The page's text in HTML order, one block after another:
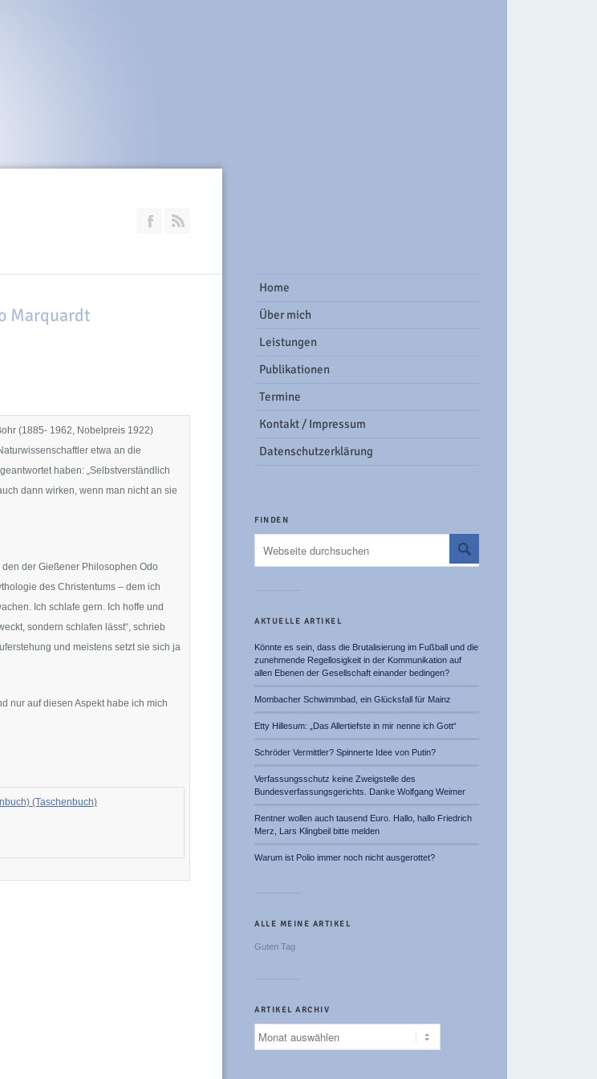
Join our Facebook Group
Marquardt
(1885- 1962, Nobelpreis 1922)
etwa an die
haben: „Selbstverständlich
dann wirken, wenn man nicht an sie
der Gießener Philosophen Odo
des Christentums – dem ich
Ich schlafe gern. Ich hoffe und
sondern schlafen lässt“, schrieb
und meistens setzt sie sich ja
nur auf diesen Aspekt habe ich mich
(Taschenbuch)
Home
Über mich
Leistungen
Publikationen
Termine
Kontakt / Impressum
Datenschutzerklärung
FINDEN
AKTUELLE ARTIKEL
Könnte es sein, dass die Brutalisierung im Fußball und die
zunehmende Regellosigkeit in der Kommunikation auf
allen Ebenen der Gesellschaft einander bedingen?
Mombacher Schwimmbad, ein Glücksfall für Mainz
Etty Hillesum: „Das Allertiefste in mir nenne ich Gott“
Schröder Vermittler? Spinnerte Idee von Putin?
Verfassungsschutz keine Zweigstelle des
Bundesverfassungsgerichts. Danke Wolfgang Weimer
Rentner wollen auch tausend Euro. Hallo, hallo Friedrich
Merz, Lars Klingbeil bitte melden
Warum ist Polio immer noch nicht ausgerottet?
ALLE MEINE ARTIKEL
Guten Tag
ARTIKEL ARCHIV
Artikel
Archiv